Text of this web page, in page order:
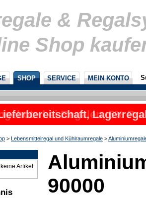
&
Shop
SHOP SERVICE MEIN KONTO
bei Regalen, 5%
nicht
> Lebensmittelregal und Kühlraumregale >
Artikel
90000